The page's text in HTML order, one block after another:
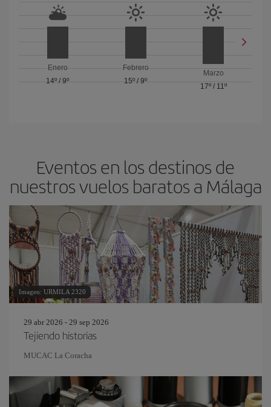
Enero
14º /9º
Febrero
15º / 9º
Marzo
17º/ 11º
Eventos en los destinos de
nuestros vuelos baratos a Málaga
Imagen: URMILA 2320
29 abr 2026 - 29 sep 2026
Tejiendo historias
MUCAC La Coracha